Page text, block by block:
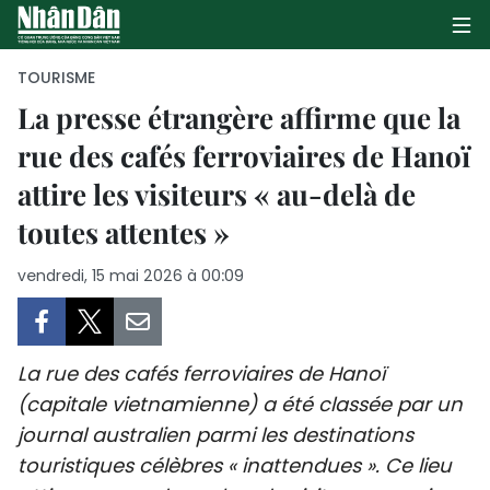
PAGE D'ACCUEIL
POLITIQUE
CULTURE
TOURISME
ENVIRONNEMENT
TOURISME
La presse étrangère affirme que la
rue des cafés ferroviaires de Hanoï
attire les visiteurs « au-delà de
toutes attentes »
vendredi, 15 mai 2026 à 00:09
La rue des cafés ferroviaires de Hanoï
(capitale vietnamienne) a été classée par un
journal australien parmi les destinations
touristiques célèbres « inattendues ». Ce lieu